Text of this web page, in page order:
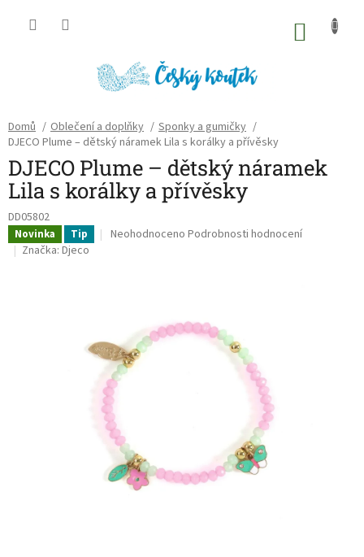
Domů / Oblečení a doplňky / Sponky a gumičky /
DJECO Plume – dětský náramek Lila s korálky a přívěsky
DJECO Plume – dětský náramek
Lila s korálky a přívěsky
DD05802
Novinka Tip
Průměrné
hvězdiček.
Neohodnoceno Podrobnosti hodnocení
Značka: Djeco